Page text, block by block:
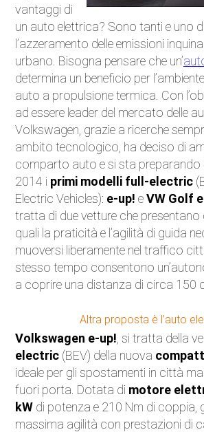
Curiosità
Competizioni
Moto
Trasporti e strade
Attualità
Videogiochi
Eventi
Auto d'Epoca
Sicurezza Stradale
vantaggi di
un auto elettrica? Sono tanti e uno
l’azzeramento delle emissioni
urbano. Bisogna pensare che un’
determina un beneficio per
auto a propulsione termica. Con
ad essere leader del mercato delle
Volkswagen, grazie a ricerche
ambito tecnologico, ha deciso di
comparto auto e si sta preparando
2014 i primi modelli full-electric
Electric Vehicles): e-up! eVW Golf
tratta di due vetture che
quali la praticità e l’agilità di guida
muoversi liberamente nel traffico
stesso tempo consentono
a coprire una distanza di circa 150
Altra proposta è l’auto
Volkswagen e-up! , si tratta della
electric (BEV) della nuova
ideale per gli spostamenti in città
fuori porta. Dotata di motore
kW di potenza e 210 Nm di coppia,
massima agilità con prestazioni di